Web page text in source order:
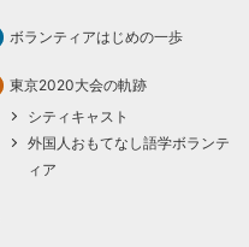
ボランティアはじめの一歩
東京2020大会の軌跡
シティキャスト
外国人おもてなし語学ボランテ
ィア